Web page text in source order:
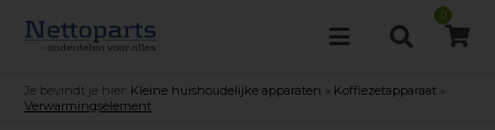
0
Je bevindt je hier: Kleine huishoudelijke apparaten Koffiezetapparaat
Verwarmingselement